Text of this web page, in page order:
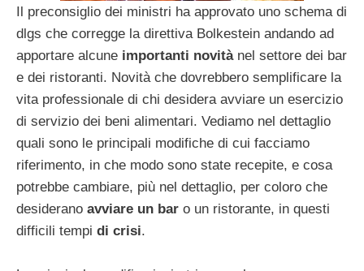
Il preconsiglio dei ministri ha approvato uno schema di
dlgs che corregge la direttiva Bolkestein andando ad
apportare alcune importanti novitànel settore dei bar
e dei ristoranti. Novità che dovrebbero semplificare la
vita professionale di chi desidera avviare un esercizio
di servizio dei beni alimentari. Vediamo nel dettaglio
quali sono le principali modifiche di cui facciamo
riferimento, in che modo sono state recepite, e cosa
potrebbe cambiare, più nel dettaglio, per coloro che
desiderano avviare un bar o un ristorante, in questi
difficili tempi di crisi.